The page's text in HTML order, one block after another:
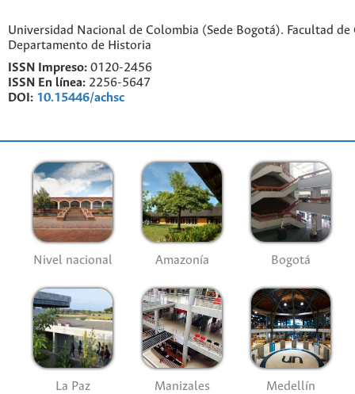
Universidad Nacional de Colombia (Sede Bogotá). Facultad de
Departamento de Historia
ISSN Impreso: 0120-2456
ISSN En línea: 2256-5647
DOI: 10.15446/achsc
Nivel nacional Amazonía Bogotá
La Paz Manizales Medellín